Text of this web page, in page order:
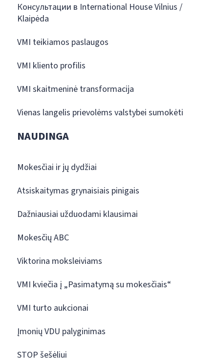
Консультации в International House Vilnius /
Klaipėda
VMI teikiamos paslaugos
VMI kliento profilis
VMI skaitmeninė transformacija
Vienas langelis prievolėms valstybei sumokėti
NAUDINGA
Mokesčiai ir jų dydžiai
Atsiskaitymas grynaisiais pinigais
Dažniausiai užduodami klausimai
Mokesčių ABC
Viktorina moksleiviams
VMI kviečia į „Pasimatymą su mokesčiais“
VMI turto aukcionai
Įmonių VDU palyginimas
STOP šešėliui